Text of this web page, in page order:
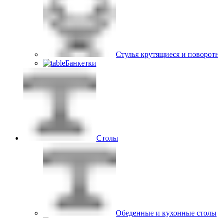
Стулья крутящиеся и
Банкетки
Столы
Обеденные и кухонные столы